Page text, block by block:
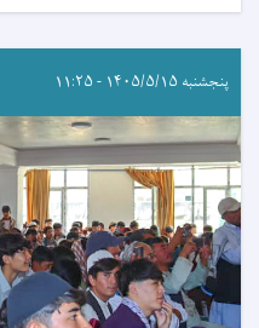
پنجشنبه ۱۴۰۵/۵/۱۵ - ۱۱:۲۵